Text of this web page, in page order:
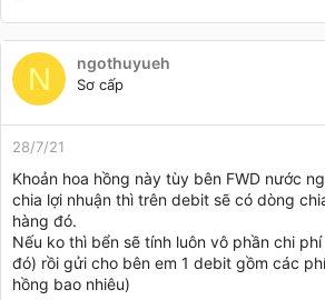
a
c
t
o
n
s
N ngothuyueh
Sơ cấp
28/7/21
Khoản hoa hồng này tùy bên FWD nước
chia lợi nhuận thì trên debit sẽ có dòng
hàng đó.
Nếu ko thì bển sẽ tính luôn vô phần chi
đó) rồi gửi cho bên em 1 debit gồm các
hồng bao nhiêu)